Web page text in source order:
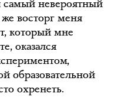
самый невероятный
восторг меня
который мне
оказался
образовательной
охренеть.